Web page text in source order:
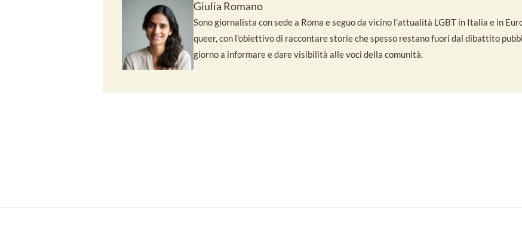
Giulia Romano
Sono giornalista con sede a Roma e seguo da vicino l’attualità LGBT in Italia e in
queer, con l’obiettivo di raccontare storie che spesso restano fuori dal dibattito
giorno a informare e dare visibilità alle voci della comunità.